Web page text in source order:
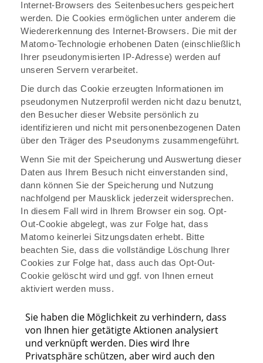
Internet-Browsers des Seitenbesuchers gespeichert
werden. Die Cookies ermöglichen unter anderem die
Wiedererkennung des Internet-Browsers. Die mit der
Matomo-Technologie erhobenen Daten (einschließlich
Ihrer pseudonymisierten IP-Adresse) werden auf
unseren Servern verarbeitet.
Die durch das Cookie erzeugten Informationen im
pseudonymen Nutzerprofil werden nicht dazu benutzt,
den Besucher dieser Website persönlich zu
identifizieren und nicht mit personenbezogenen Daten
über den Träger des Pseudonyms zusammengeführt.
Wenn Sie mit der Speicherung und Auswertung dieser
Daten aus Ihrem Besuch nicht einverstanden sind,
dann können Sie der Speicherung und Nutzung
nachfolgend per Mausklick jederzeit widersprechen.
In diesem Fall wird in Ihrem Browser ein sog. Opt-
Out-Cookie abgelegt, was zur Folge hat, dass
Matomo keinerlei Sitzungsdaten erhebt. Bitte
beachten Sie, dass die vollständige Löschung Ihrer
Cookies zur Folge hat, dass auch das Opt-Out-
Cookie gelöscht wird und ggf. von Ihnen erneut
aktiviert werden muss.